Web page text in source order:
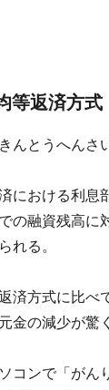
等返済方式
んとうへんさ
における利息
の融資残高に
れる。
済方式に比べ
金の減少が驚
コンで「がん